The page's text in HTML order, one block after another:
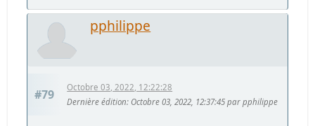
pphilippe
#79
Octobre 03, 2022, 12:22:28
Dernière édition: Octobre 03, 2022, 12:37:45 par pphilippe